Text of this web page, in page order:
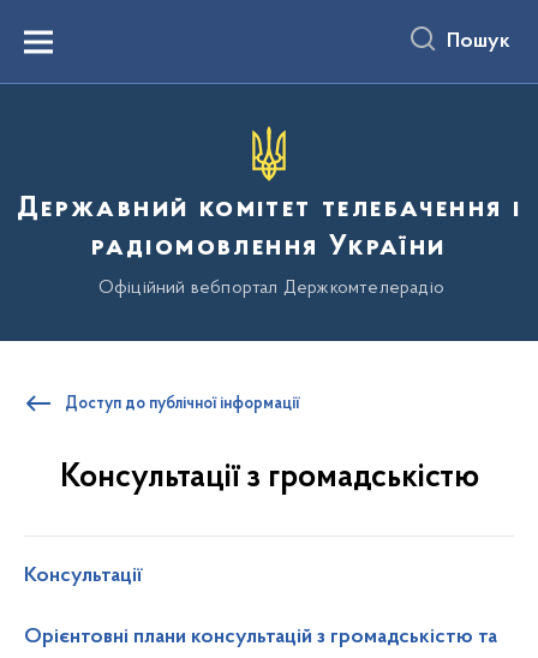
вмістуMenu Пошук
Державний комітет телебачення і
радіомовлення України
Офіційний вебпортал Держкомтелерадіо
Доступ до публічної інформації
Консультації з громадськістю
Консультації
Орієнтовні плани консультацій з громадськістю та